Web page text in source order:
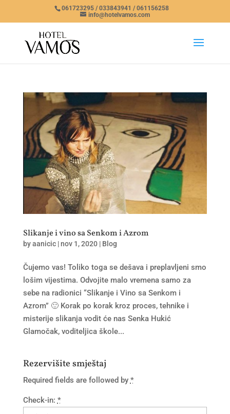
061723295 / 033843941 / 061156258
info@hotelvamos.com
Slikanje i vino sa Senkom i Azrom
byaanicic|nov 1, 2020| Blog
Čujemo vas! Toliko toga se dešava i preplavljeni smo
lošim vijestima. Odvojite malo vremena samo za
sebe na radionici “Slikanje i Vino sa Senkom i
Azrom” 🙂 Korak po korak kroz proces, tehnike i
misterije slikanja vodit će nas Senka Hukić
Glamočak, voditeljica škole...
Rezervišite smještaj
Required fields are followed by *
Check-in: *